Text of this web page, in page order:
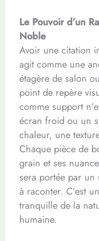
Le Pouvoir d’un
Noble
Avoir une citation
agit comme une
étagère de salon
point de repère
comme support
écran froid ou un
chaleur, une
Chaque pièce de
grain et ses
sera portée par
à raconter. C’est
tranquille de la
humaine.